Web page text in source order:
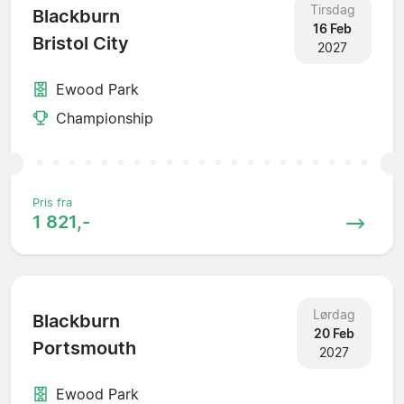
Blackburn
Bristol City
Tirsdag
16 Feb
2027
Ewood Park
Championship
Pris fra
1 821,-
Blackburn
Portsmouth
Lørdag
20 Feb
2027
Ewood Park